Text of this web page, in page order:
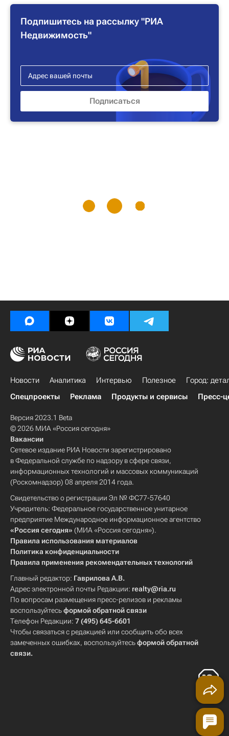
Подпишитесь на рассылку "РИА
Недвижимость"
Новости Аналитика Интервью Полезное
Город:
Спецпроекты
Реклама Продукты и сервисы Пресс-
Версия 2023.1 Beta
© 2026 МИА «Россия сегодня»
Вакансии
Сетевое издание РИА Новости зарегистрировано
в Федеральной службе по надзору в сфере связи,
информационных технологий и массовых коммуникаций
(Роскомнадзор) 08 апреля 2014 года.
Свидетельство о регистрации Эл № ФС77-57640
Учредитель: Федеральное государственное унитарное
предприятие Международное информационное агентство
«Россия сегодня» (МИА «Россия сегодня»).
Правила использования материалов
Политика конфиденциальности
Правила применения рекомендательных технологий
Главный редактор: Гаврилова А.В.
Адрес электронной почты Редакции: realty@ria.ru
По вопросам размещения пресс-релизов и рекламы
воспользуйтесьформой обратной связи
Телефон Редакции: 7 (495) 645-6601
Чтобы связаться с редакцией или сообщить обо всех
замеченных ошибках, воспользуйтесьформой обратной
связи.